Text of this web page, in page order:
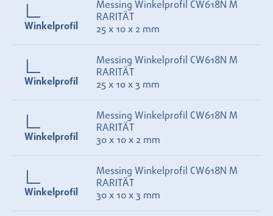
Winkelprofil
Messing Winkelprofil CW618N M
RARITÄT
25 x 10 x 2 mm
Winkelprofil
Messing Winkelprofil CW618N M
RARITÄT
25 x 10 x 3 mm
Winkelprofil
Messing Winkelprofil CW618N M
RARITÄT
30 x 10 x 2 mm
Winkelprofil
Messing Winkelprofil CW618N M
RARITÄT
30 x 10 x 3 mm